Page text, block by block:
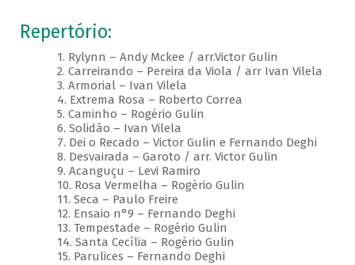
Repertório:
1. Rylynn – Andy Mckee / arr.Victor Gulin
2. Carreirando – Pereira da Viola / arr Ivan Vilela
3. Armorial – Ivan Vilela
4. Extrema Rosa – Roberto Correa
5. Caminho – Rogério Gulin
6. Solidão – Ivan Vilela
7. Dei o Recado – Victor Gulin e Fernando Deghi
8. Desvairada – Garoto / arr. Victor Gulin
9. Acanguçu – Levi Ramiro
10. Rosa Vermelha – Rogério Gulin
11. Seca – Paulo Freire
12. Ensaio n°9 – Fernando Deghi
13. Tempestade – Rogério Gulin
14. Santa Cecília – Rogério Gulin
15. Parulices – Fernando Deghi